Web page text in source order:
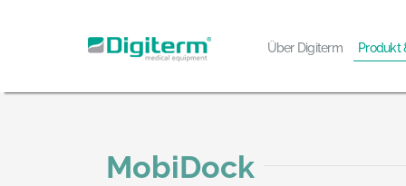
Über Digiterm Produkt
MobiDock